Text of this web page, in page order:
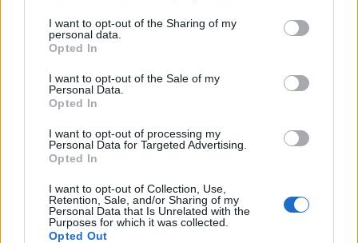
I want to opt-out of the Sharing of my
personal data.
Opted In
I want to opt-out of the Sale of my
Personal Data.
Opted In
I want to opt-out of processing my
Personal Data for Targeted Advertising.
Opted In
I want to opt-out of Collection, Use,
Retention, Sale, and/or Sharing of my
Personal Data that Is Unrelated with the
Purposes for which it was collected.
Opted Out
Câmara Municipal de Oliveira do
Hospital volta a oferecer cadernos de
exercícios aos alunos do 1ª Ciclo